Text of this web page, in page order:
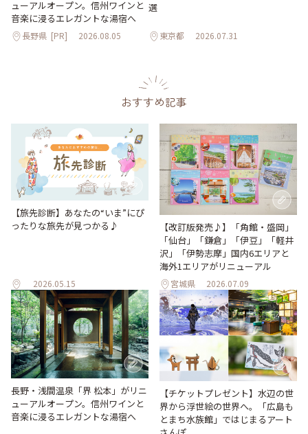
ューアルオープン。信州ワインと
音楽に浸るエレガントな湯宿へ
長野県 [PR] 2026.08.05
選
東京都 2026.07.31
おすすめ記事
【旅先診断】あなたの“いま”にぴ
ったりな旅先が見つかる♪
2026.05.15
【改訂版発売♪】「角館・盛岡」
「仙台」「鎌倉」「伊豆」「軽井
沢」「伊勢志摩」国内6エリアと
海外1エリアがリニューアル
宮城県 2026.07.09
長野・浅間温泉「界 松本」がリニ
ューアルオープン。信州ワインと
音楽に浸るエレガントな湯宿へ
【チケットプレゼント】水辺の世
界から浮世絵の世界へ。「広島も
とまち水族館」ではじまるアート